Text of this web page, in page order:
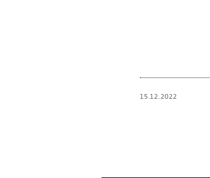
15.12.2022